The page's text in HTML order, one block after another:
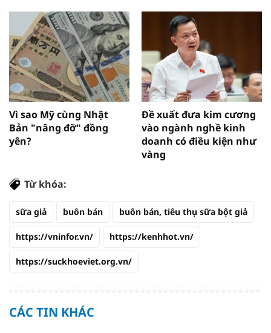
Vì sao Mỹ cùng Nhật
Bản "nâng đỡ" đồng
yên?
Đề xuất đưa kim cương
vào ngành nghề kinh
doanh có điều kiện như
vàng
Từ khóa:
sữa giả buôn bán buôn bán, tiêu thụ sữa bột giả
https://vninfor.vn/ https://kenhhot.vn/
https://suckhoeviet.org.vn/
CÁC TIN KHÁC